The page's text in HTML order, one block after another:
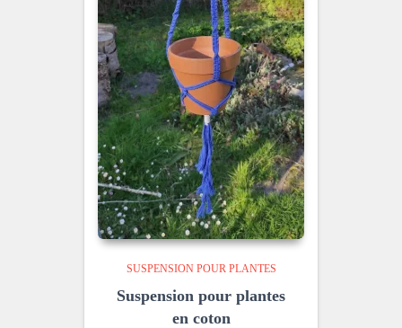
SUSPENSION POUR PLANTES
Suspension pour plantes
en coton